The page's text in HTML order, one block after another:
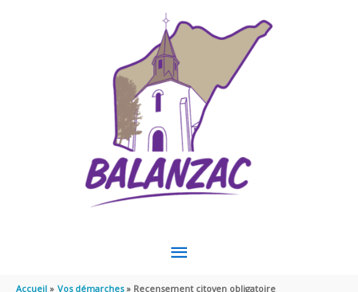
MENU
Accueil Vos démarches Recensement citoyen obligatoire